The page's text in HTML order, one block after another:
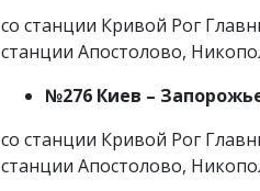
со станции Кривой Рог
станции Апостолово,
№276 Киев –
со станции Кривой Рог
станции Апостолово,